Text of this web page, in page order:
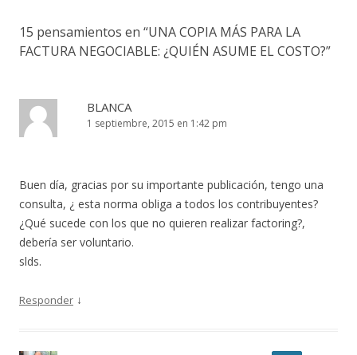
15 pensamientos en “UNA COPIA MÁS PARA LA
FACTURA NEGOCIABLE: ¿QUIÉN ASUME EL COSTO?”
BLANCA
1 septiembre, 2015 en 1:42 pm
Buen día, gracias por su importante publicación, tengo una
consulta, ¿ esta norma obliga a todos los contribuyentes?
¿Qué sucede con los que no quieren realizar factoring?,
debería ser voluntario.
slds.
Responder ↓